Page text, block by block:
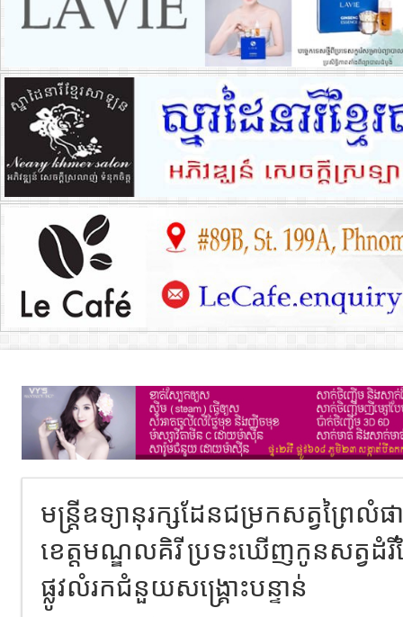
មន្ត្រីឧទ្យានុរក្សដែនជម្រកសត្វព្រៃលំផ
ខេត្តមណ្ឌលគិរី ប្រទះឃើញកូនសត្វដំរី
ផ្លូវលំរកជំនួយសង្គ្រោះបន្ទាន់